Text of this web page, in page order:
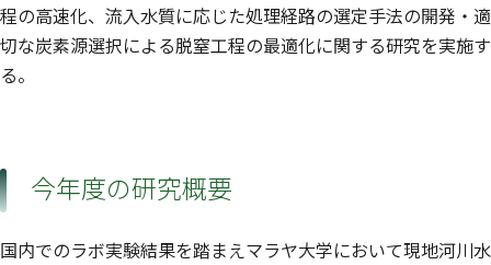
程の高速化、流入水質に応じた処理経路の選定手法の開発・適
切な炭素源選択による脱窒工程の最適化に関する研究を実施す
る。
今年度の研究概要
国内でのラボ実験結果を踏まえマラヤ大学において現地河川水